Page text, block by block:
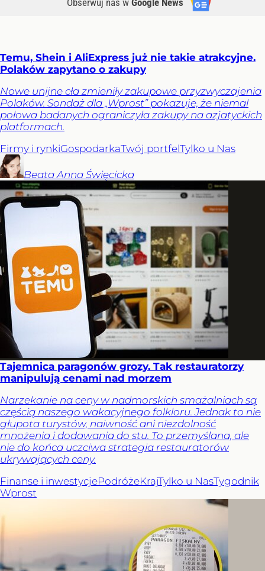
Temu, Shein i AliExpress już nie takie atrakcyjne.
Polaków zapytano o zakupy
Nowe unijne cła zmieniły zakupowe przyzwyczajenia
Polaków. Sondaż dla „Wprost” pokazuje, że niemal
połowa badanych ograniczyła zakupy na azjatyckich
platformach.
Firmy i rynkiGospodarkaTwój portfelTylko u Nas
Beata Anna Święcicka
Tajemnica paragonów grozy. Tak restauratorzy
manipulują cenami nad morzem
Narzekanie na ceny w nadmorskich smażalniach są
częścią naszego wakacyjnego folkloru. Jednak to nie
głupota turystów, naiwność ani niezdolność
mnożenia i dodawania do stu. To przemyślana, ale
nie do końca uczciwa strategia restauratorów
ukrywających ceny.
Finanse i inwestycjePodróżeKrajTylko u NasTygodnik
Wprost